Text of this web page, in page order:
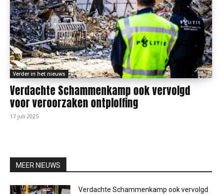
Verder in het nieuws
Verdachte Schammenkamp ook vervolgd
voor veroorzaken ontploffing
17 juli 2025
MEER NIEUWS
Verdachte Schammenkamp ook vervolgd